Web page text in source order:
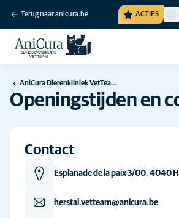
Terug naar anicura.be ACTIES
AniCura Dierenkliniek VetTeam in Herstal
Openingstijden en
Contact
Esplanade de la paix 3/00, 4040
herstal.vetteam@anicura.be